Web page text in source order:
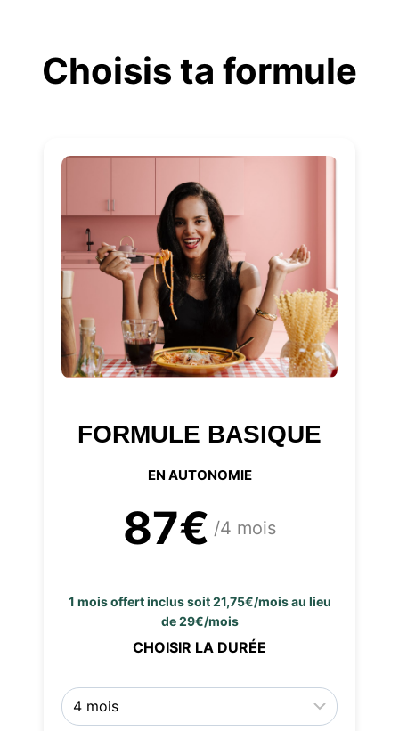
contenuChoisis ta formule
FORMULE BASIQUE
EN AUTONOMIE
87€ /4 mois
1 mois offert inclus soit 21,75€/mois au lieu
de 29€/mois
CHOISIR LA DURÉE